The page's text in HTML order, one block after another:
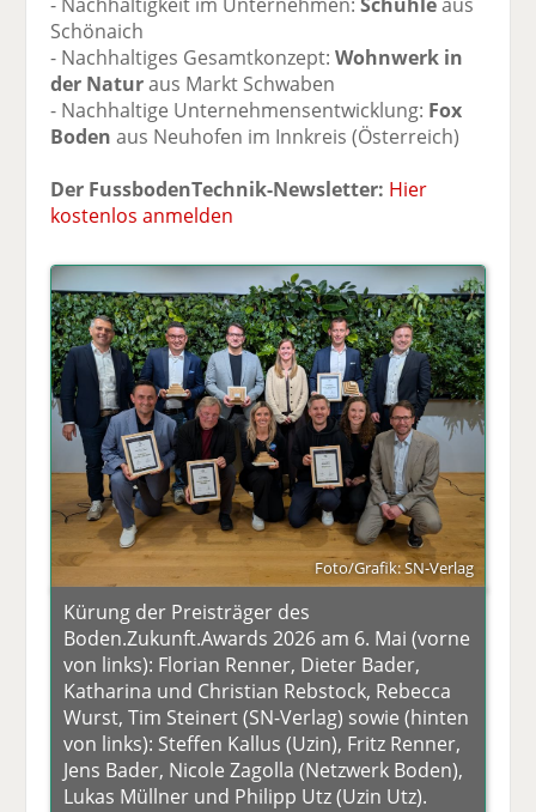
Schönaich
- Nachhaltiges Gesamtkonzept:Wohnwerk in
der Naturaus Markt Schwaben
- Nachhaltige Unternehmensentwicklung: Fox
Boden aus Neuhofen im Innkreis (Österreich)
Der FussbodenTechnik-Newsletter: Hier
kostenlos anmelden
Foto/Grafik: SN-Verlag
Kürung der Preisträger des
Boden.Zukunft.Awards 2026 am 6. Mai (vorne
von links): Florian Renner, Dieter Bader,
Katharina und Christian Rebstock, Rebecca
Wurst, Tim Steinert (SN-Verlag) sowie (hinten
von links): Steffen Kallus (Uzin), Fritz Renner,
Jens Bader, Nicole Zagolla (Netzwerk Boden),
Lukas Müllner und Philipp Utz (Uzin Utz).